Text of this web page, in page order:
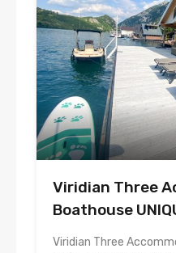
⁠Viridian Three
Boathouse
Viridian Three